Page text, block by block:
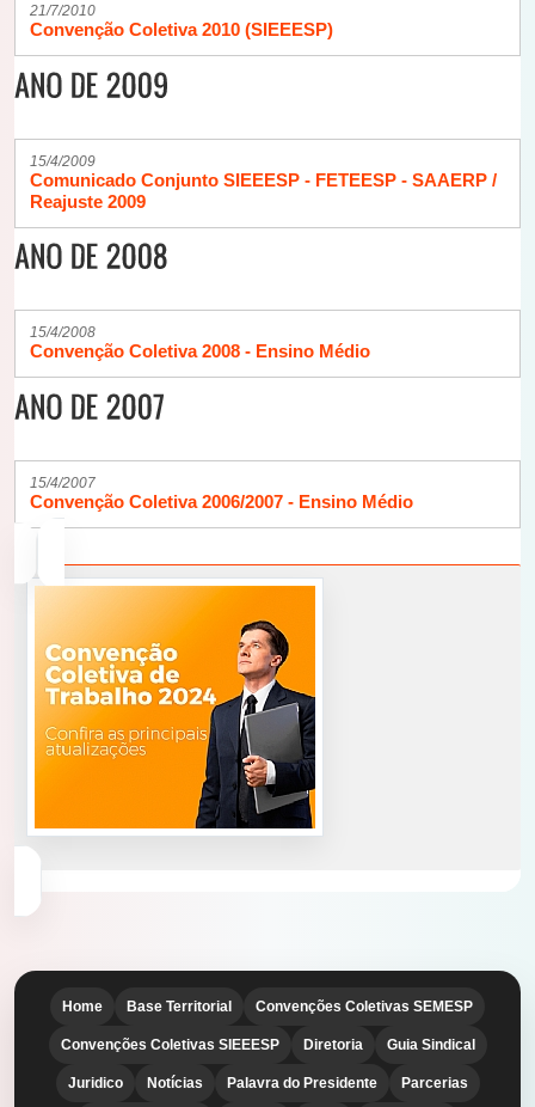
21/7/2010
Convenção Coletiva 2010 (SIEEESP)
15/4/2009
Comunicado Conjunto SIEEESP - FETEESP - SAAERP /
Reajuste 2009
15/4/2008
Convenção Coletiva 2008 - Ensino Médio
15/4/2007
Convenção Coletiva 2006/2007 - Ensino Médio
Home Base Territorial Convenções Coletivas SEMESP
Convenções Coletivas SIEEESP Diretoria Guia Sindical
Juridico Notícias Palavra do Presidente Parcerias